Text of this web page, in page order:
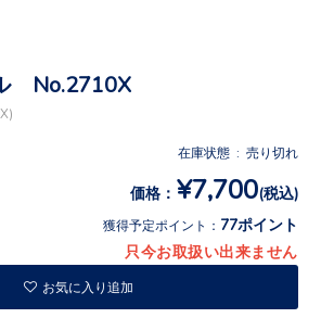
No.2710X
在庫状態 : 売り切れ
価格： ¥7,700(税込)
獲得予定ポイント： 77ポイント
只今お取扱い出来ません
お気に入り追加